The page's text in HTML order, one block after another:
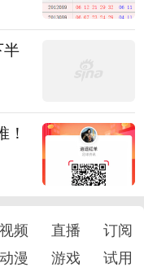
视频 直播
订阅
动漫 游戏 试用